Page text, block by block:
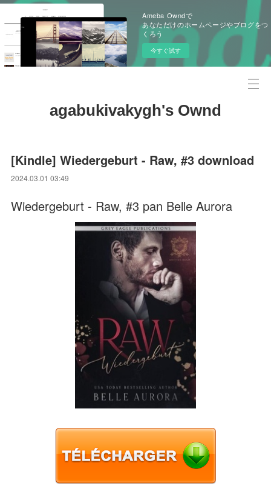
Ameba Owndで
あなただけのホームページやブログをつ
くろう
今すぐ試す
agabukivakygh's Ownd
[Kindle] Wiedergeburt - Raw, #3 download
2024.03.01 03:49
Wiedergeburt - Raw, #3 pan Belle Aurora